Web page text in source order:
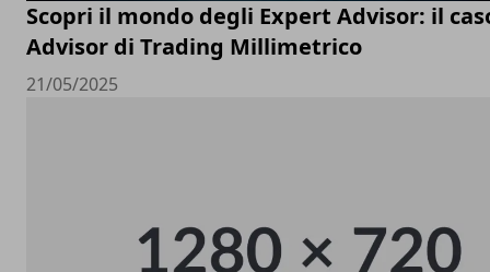
Scopri il mondo degli Expert Advisor: il
Advisor di Trading Millimetrico
21/05/2025